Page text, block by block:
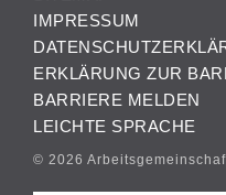
IMPRESSUM
ERKLÄRUNG ZUR
BARRIERE MELDEN
LEICHTE SPRACHE
© 2026